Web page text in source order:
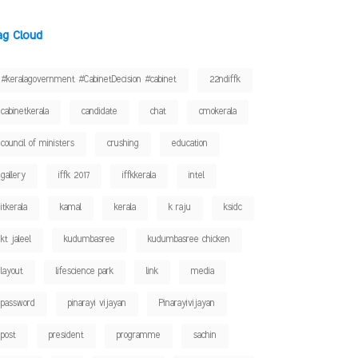
Cloud
#keralagovernment #CabinetDecision #cabinet 22ndiffk
cabinetkerala candidate chat cmokerala
council of ministers crushing education
gallery iffk 2017 iffkkerala intel
itkerala kamal kerala k raju ksidc
kt jaleel kudumbasree kudumbasree chicken
layout lifescience park link media
password pinarayi vijayan Pinarayivijayan
post president programme sachin